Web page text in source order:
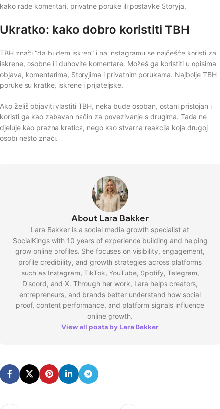
kako rade komentari, privatne poruke ili postavke Storyja.
Ukratko: kako dobro koristiti TBH
TBH znači “da budem iskren” i na Instagramu se najčešće koristi za
iskrene, osobne ili duhovite komentare. Možeš ga koristiti u opisima
objava, komentarima, Storyjima i privatnim porukama. Najbolje TBH
poruke su kratke, iskrene i prijateljske.
Ako želiš objaviti vlastiti TBH, neka bude osoban, ostani pristojan i
koristi ga kao zabavan način za povezivanje s drugima. Tada ne
djeluje kao prazna kratica, nego kao stvarna reakcija koja drugoj
osobi nešto znači.
About Lara Bakker
Lara Bakker is a social media growth specialist at
SocialKings with 10 years of experience building and helping
grow online profiles. She focuses on visibility, engagement,
profile credibility, and growth strategies across platforms
such as Instagram, TikTok, YouTube, Spotify, Telegram,
Discord, and X. Through her work, Lara helps creators,
entrepreneurs, and brands better understand how social
proof, content performance, and platform signals influence
online growth.
View all posts by Lara Bakker